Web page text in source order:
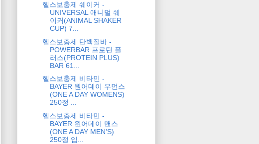
헬스보충제 쉐이커 -
UNIVERSAL 애니멀 쉐
이커(ANIMAL SHAKER
CUP) 7...
헬스보충제 단백질바 -
POWERBAR 프로틴 플
러스(PROTEIN PLUS)
BAR 61...
헬스보충제 비타민 -
BAYER 원어데이 우먼스
(ONE A DAY WOMENS)
250정 ...
헬스보충제 비타민 -
BAYER 원어데이 맨스
(ONE A DAY MEN'S)
250정 입...